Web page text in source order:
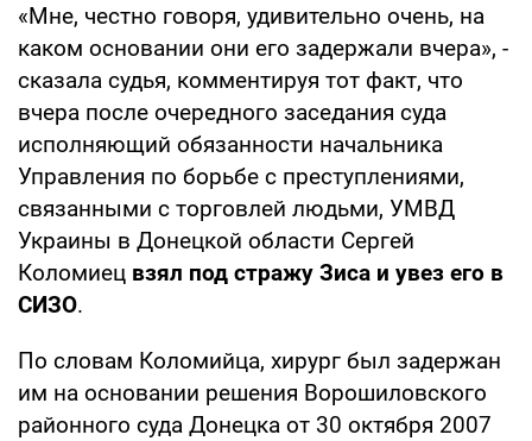
«Мне, честно говоря, удивительно очень, на
каком основании они его задержали вчера», -
сказала судья, комментируя тот факт, что
вчера после очередного заседания суда
исполняющий обязанности начальника
Управления по борьбе с преступлениями,
связанными с торговлей людьми, УМВД
Украины в Донецкой области Сергей
Коломиец взял под стражу Зиса и увез его в
СИЗО.
По словам Коломийца, хирург был задержан
им на основании решения Ворошиловского
районного суда Донецка от 30 октября 2007